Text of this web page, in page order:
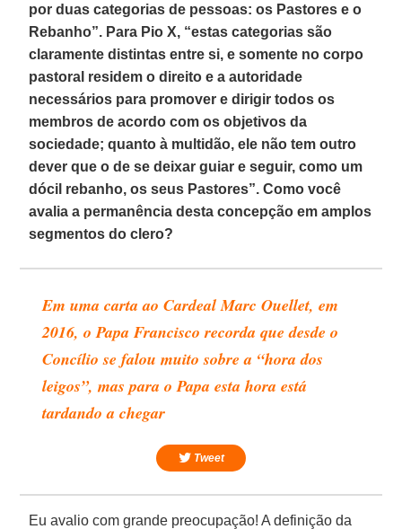
por duas categorias de pessoas: os Pastores e o
Rebanho”. Para Pio X, “estas categorias são
claramente distintas entre si, e somente no corpo
pastoral residem o direito e a autoridade
necessários para promover e dirigir todos os
membros de acordo com os objetivos da
sociedade; quanto à multidão, ele não tem outro
dever que o de se deixar guiar e seguir, como um
dócil rebanho, os seus Pastores”. Como você
avalia a permanência desta concepção em amplos
segmentos do clero?
Em uma carta ao Cardeal Marc Ouellet, em
2016, o Papa Francisco recorda que desde o
Concílio se falou muito sobre a “hora dos
leigos”, mas para o Papa esta hora está
tardando a chegar
Tweet
Eu avalio com grande preocupação! A definição da